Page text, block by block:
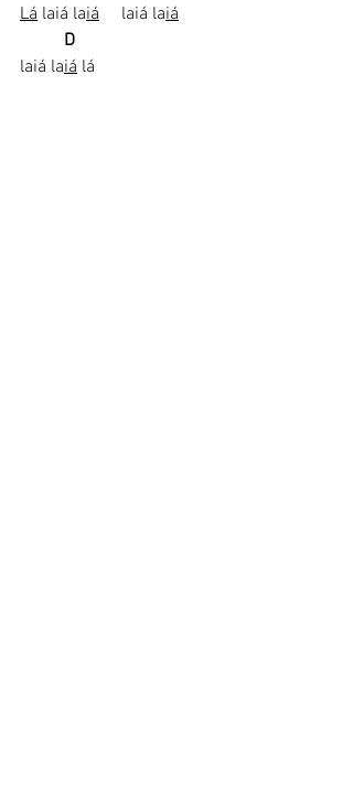
Lá laiá laiá
     laiá la
iá
D
laiá laiá lá